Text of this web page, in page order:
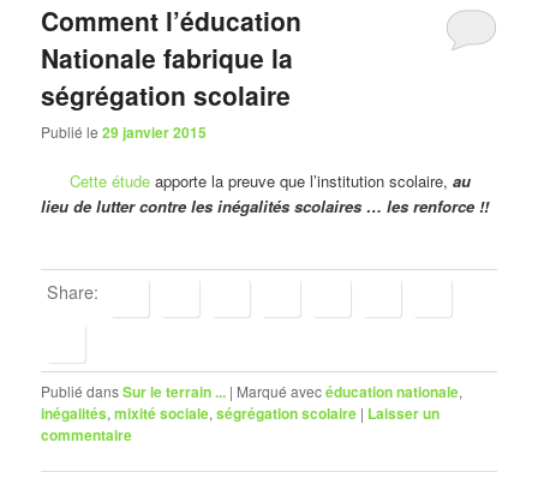
Comment l’éducation
Nationale fabrique la
ségrégation scolaire
Publié le29 janvier 2015
Cette étudeapporte la preuve que l’institution scolaire,au
lieu de lutter contre les inégalités scolaires … les renforce !!
Share:
Publié dansSur le terrain ... | Marqué avecéducation nationale,
inégalités,mixité sociale,ségrégation scolaire | Laisser un
commentaire